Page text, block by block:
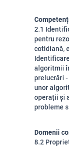
2.1
pentru
cotidiană,
algoritmii
prelucrări
unor
operații și
probleme
Domenii
8.2